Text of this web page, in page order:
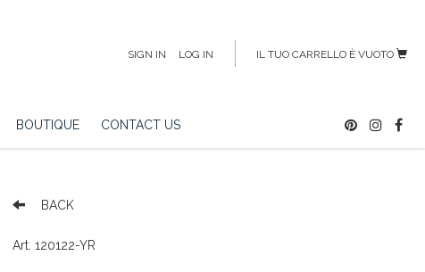
SIGN IN LOG IN IL TUO CARRELLO È VUOTO
BOUTIQUE CONTACT US
BACK
Art. 120122-YR